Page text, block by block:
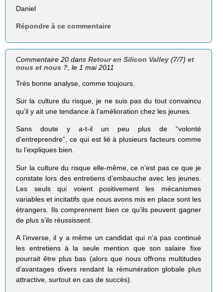
Daniel
Répondre à ce commentaire
Commentaire 20 dansRetour en Silicon Valley (7/7) et
nous et nous ?, le 1 mai 2011
Très bonne analyse, comme toujours.
Sur la culture du risque, je ne suis pas du tout convaincu
qu’il y ait une tendance à l’amélioration chez les jeunes.
Sans doute y a-t-il un peu plus de “volonté
d’entreprendre”, ce qui est lié à plusieurs facteurs comme
tu l’expliques bien.
Sur la culture du risque elle-même, ce n’est pas ce que je
constate lors des entretiens d’embauche avec les jeunes.
Les seuls qui voient positivement les mécanismes
variables et incitatifs que nous avons mis en place sont les
étrangers. Ils comprennent bien ce qu’ils peuvent gagner
de plus s’ils réussissent.
A l’inverse, il y a même un candidat qui n’a pas continué
les entretiens à la seule mention que son salaire fixe
pourrait être plus bas (alors que nous offrons multitudes
d’avantages divers rendant la rémunération globale plus
attractive, surtout en cas de succès).